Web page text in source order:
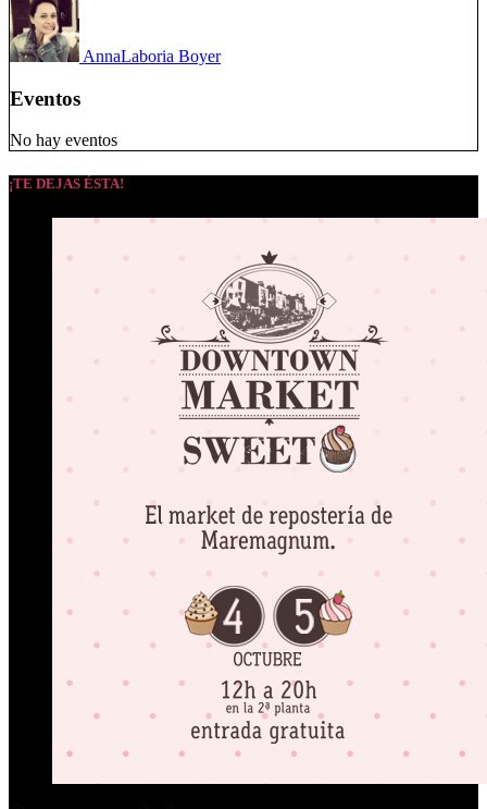
AnnaLaboria Boyer
Eventos
No hay eventos
¡TE DEJAS ÉSTA!